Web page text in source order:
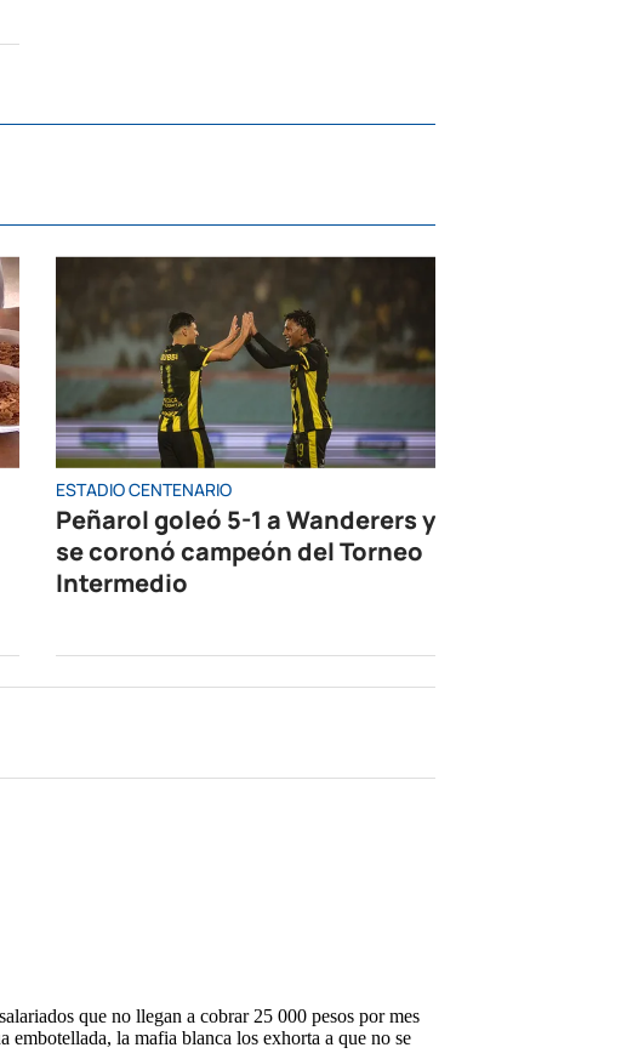
ESTADIO CENTENARIO
Peñarol goleó 5-1 a Wanderers y
se coronó campeón del Torneo
Intermedio